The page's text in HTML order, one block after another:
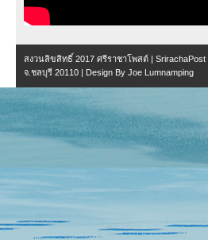
สงวนลิขสิทธิ์ 2017 ศรีราชาโพสต์ | SrirachaPost
จ.ชลบุรี 20110 | Design By Joe Lumnamping